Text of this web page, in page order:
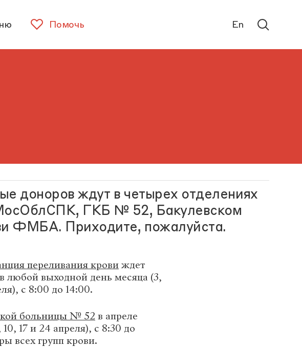
Помочь En
доноров ждут в четырех отделениях
ГКБ № 52, Бакулевском
ФМБА. Приходите, пожалуйста.
переливания кровиждет
любой выходной день месяца (3,
с 8:00 до 14:00.
больницы № 52в апреле
17 и 24 апреля), с 8:30 до
всех групп крови.